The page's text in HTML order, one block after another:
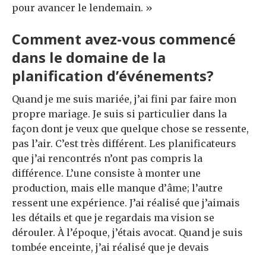
pour avancer le lendemain. »
Comment avez-vous commencé
dans le domaine de la
planification d’événements?
Quand je me suis mariée, j’ai fini par faire mon
propre mariage. Je suis si particulier dans la
façon dont je veux que quelque chose se ressente,
pas l’air. C’est très différent. Les planificateurs
que j’ai rencontrés n’ont pas compris la
différence. L’une consiste à monter une
production, mais elle manque d’âme; l’autre
ressent une expérience. J’ai réalisé que j’aimais
les détails et que je regardais ma vision se
dérouler. À l’époque, j’étais avocat. Quand je suis
tombée enceinte, j’ai réalisé que je devais